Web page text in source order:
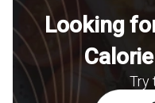
Looking
Try